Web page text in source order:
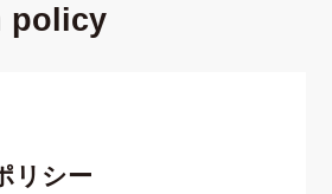
policy
リシー